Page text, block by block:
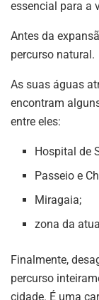
essencial para a
Antes da
percurso natural.
As suas águas
encontram
entre eles:
Hospital de
Passeio e
Miragaia;
zona da
Finalmente,
percurso
cidade. É uma